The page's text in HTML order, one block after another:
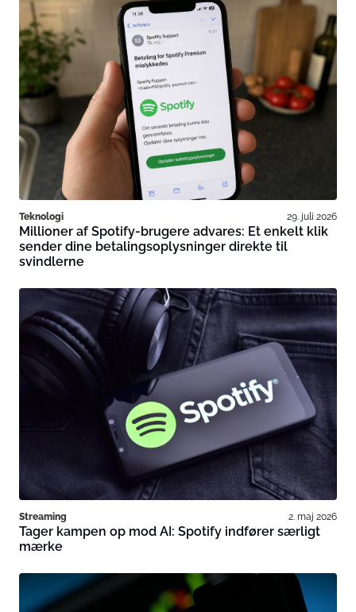
Teknologi 29. juli 2026
Millioner af Spotify-brugere advares: Et enkelt klik
sender dine betalingsoplysninger direkte til
svindlerne
Streaming 2. maj 2026
Tager kampen op mod AI: Spotify indfører særligt
mærke